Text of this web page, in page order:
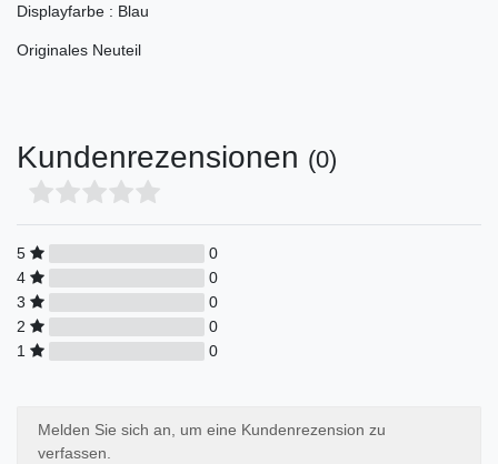
Displayfarbe : Blau
Originales Neuteil
Kundenrezensionen (0)
5
0
4
0
3
0
2
0
1
0
Melden Sie sich an, um eine Kundenrezension zu
verfassen.